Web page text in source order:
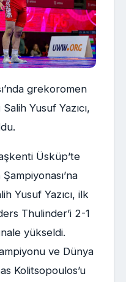
grekoromen
Yusuf Yazıcı,
Üsküp’te
Yusuf Yazıcı, ilk
Thulinder’i 2-1
yükseldi.
ve Dünya
Kolitsopoulos’u